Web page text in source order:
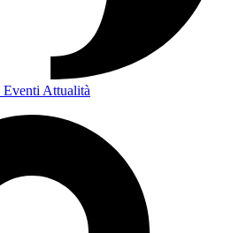
Eventi Attualità